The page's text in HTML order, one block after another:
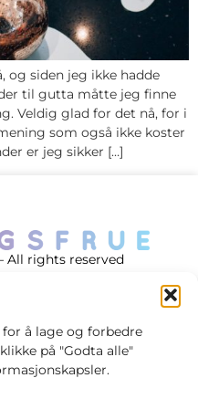
å lage og forbedre
på "Godta alle"
og siden jeg ikke hadde
til gutta måtte jeg finne
Veldig glad for det nå, for i
som også ikke koster
er jeg sikker […]
All rights reserved